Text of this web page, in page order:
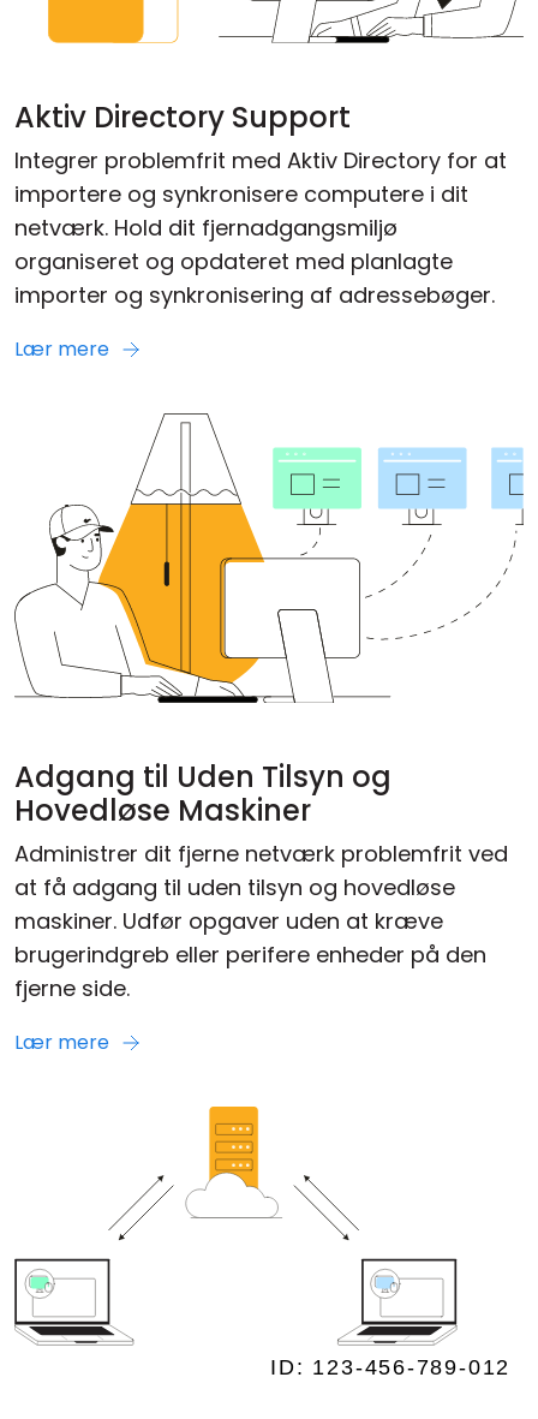
Aktiv Directory Support
Integrer problemfrit med Aktiv Directory for at
importere og synkronisere computere i dit
netværk. Hold dit fjernadgangsmiljø
organiseret og opdateret med planlagte
importer og synkronisering af adressebøger.
Lær mere
Adgang til Uden Tilsyn og
Hovedløse Maskiner
Administrer dit fjerne netværk problemfrit ved
at få adgang til uden tilsyn og hovedløse
maskiner. Udfør opgaver uden at kræve
brugerindgreb eller perifere enheder på den
fjerne side.
Lær mere